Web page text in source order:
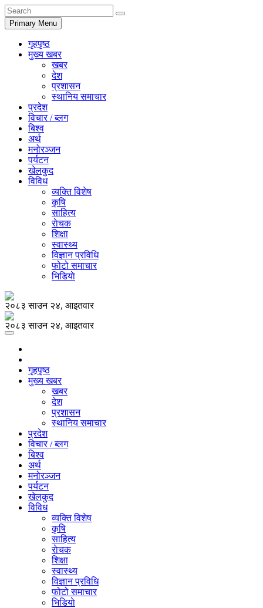
Primary Menu
गृहपृष्ठ
मुख्य खबर
खबर
देश
प्रशासन
स्थानिय समाचार
प्रदेश
विचार / ब्लग
बिश्व
अर्थ
मनोरञ्जन
पर्यटन
खेलकुद
विविध
व्यक्ति विशेष
कृषि
साहित्य
राेचक
शिक्षा
स्वास्थ्य
विज्ञान प्रविधि
फोटो समाचार
भिडियाे
२०८३ साउन २४, आइतवार
२०८३ साउन २४, आइतवार
गृहपृष्ठ
मुख्य खबर
खबर
देश
प्रशासन
स्थानिय समाचार
प्रदेश
विचार / ब्लग
बिश्व
अर्थ
मनोरञ्जन
पर्यटन
खेलकुद
विविध
व्यक्ति विशेष
कृषि
साहित्य
राेचक
शिक्षा
स्वास्थ्य
विज्ञान प्रविधि
फोटो समाचार
भिडियाे